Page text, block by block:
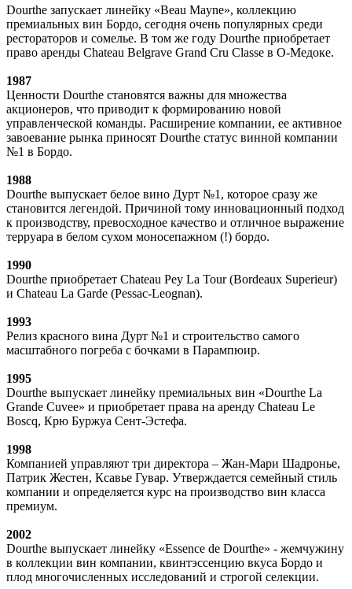
Dourthe запускает линейку «Beau Mayne», коллекцию
премиальных вин Бордо, сегодня очень популярных среди
рестораторов и сомелье. В том же году Dourthe приобретает
право аренды Chateau Belgrave Grand Cru Classe в О-Медоке.
1987
Ценности Dourthe становятся важны для множества
акционеров, что приводит к формированию новой
управленческой команды. Расширение компании, ее активное
завоевание рынка приносят Dourthe статус винной компании
№1 в Бордо.
1988
Dourthe выпускает белое вино Дурт №1, которое сразу же
становится легендой. Причиной тому инновационный подход
к производству, превосходное качество и отличное выражение
терруара в белом сухом моносепажном (!) бордо.
1990
Dourthe приобретает Chateau Pey La Tour (Bordeaux Superieur)
и Chateau La Garde (Pessac-Leognan).
1993
Релиз красного вина Дурт №1 и строительство самого
масштабного погреба с бочками в Парампюир.
1995
Dourthe выпускает линейку премиальных вин «Dourthe La
Grande Cuvee» и приобретает права на аренду Chateau Le
Boscq, Крю Буржуа Сент-Эстефа.
1998
Компанией управляют три директора – Жан-Мари Шадронье,
Патрик Жестен, Ксавье Гувар. Утверждается семейный стиль
компании и определяется курс на производство вин класса
премиум.
2002
Dourthe выпускает линейку «Essence de Dourthe» - жемчужину
в коллекции вин компании, квинтэссенцию вкуса Бордо и
плод многочисленных исследований и строгой селекции.